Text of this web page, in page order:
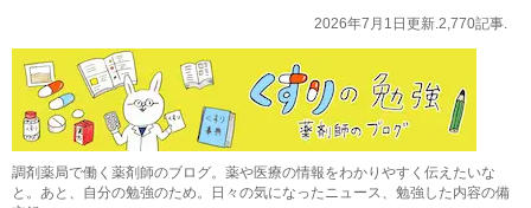
2026年7月1日更新.2,770記事.
調剤薬局で働く薬剤師のブログ。薬や医療の情報をわかりやすく伝えたいな
と。あと、自分の勉強のため。日々の気になったニュース、勉強した内容の備